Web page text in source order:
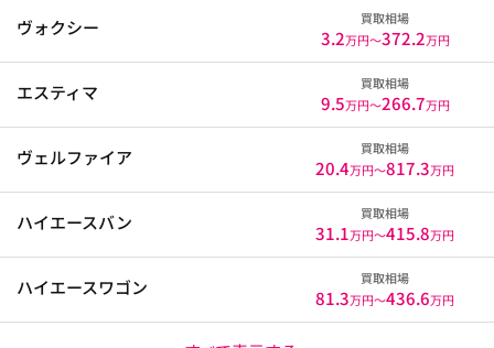
ヴォクシー 買取相場
3.2万円〜372.2万円
エスティマ 買取相場
9.5万円〜266.7万円
ヴェルファイア 買取相場
20.4万円〜817.3万円
ハイエースバン 買取相場
31.1万円〜415.8万円
ハイエースワゴン 買取相場
81.3万円〜436.6万円